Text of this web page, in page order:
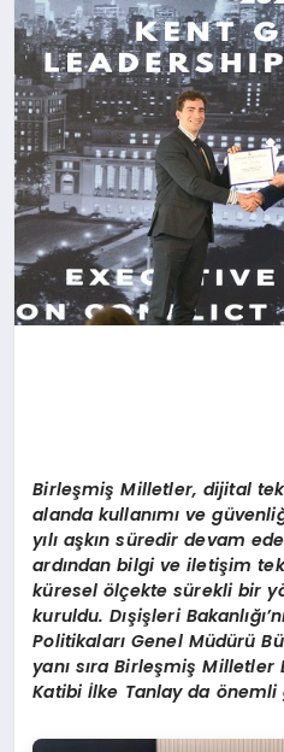
Birleşmiş Milletler, dijital
alanda kullanımı ve
yılı aşkın süredir devam
ardından bilgi ve iletişim
küresel ölçekte sürekli bir
kuruldu. Dışişleri
Politikaları Genel Müdürü
yanı sıra Birleşmiş
Katibi İlke Tanlay da